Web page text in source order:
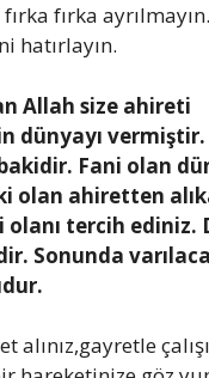
fırka
hatırlayın.
Allah size ahireti
dünyayı
Fani olan
olan ahiretten
olanı tercih ediniz.
Sonunda
аlınız,gаyretle